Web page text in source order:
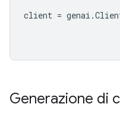
client = genai .
Generazione di